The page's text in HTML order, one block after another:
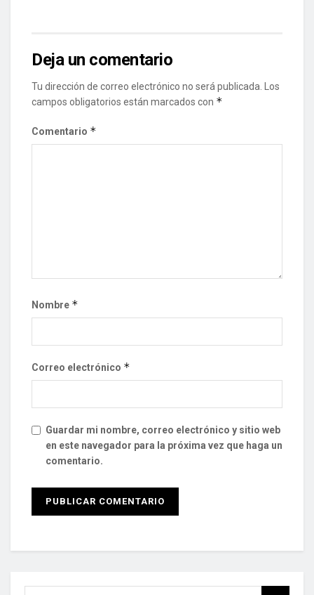
Deja un comentario
Tu dirección de correo electrónico no será publicada.
Los
campos obligatorios están marcados con *
Comentario *
Nombre *
Correo electrónico *
Guardar mi nombre, correo electrónico y sitio web
en este navegador para la próxima vez que haga un
comentario.